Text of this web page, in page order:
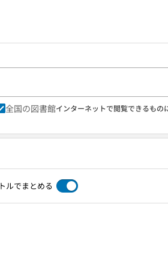
全国の図書館インターネットで閲覧できるもの
ルでまとめる